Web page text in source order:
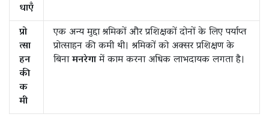
धाएँ
प्रो
त्सा
हन
की
क
मी
एक अन्य मुद्दा श्रमिकों और प्रशिक्षकों दोनों के लिए पर्याप्त
प्रोत्साहन की कमी थी। श्रमिकों को अक्सर प्रशिक्षण के
बिनामनरेगामें काम करना अधिक लाभदायक लगता है।